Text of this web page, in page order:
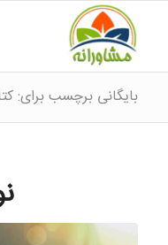
بایگانی برچسب برای: